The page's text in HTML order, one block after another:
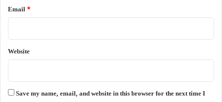
Email *
Website
Save my name, email, and website in this browser for the next time I